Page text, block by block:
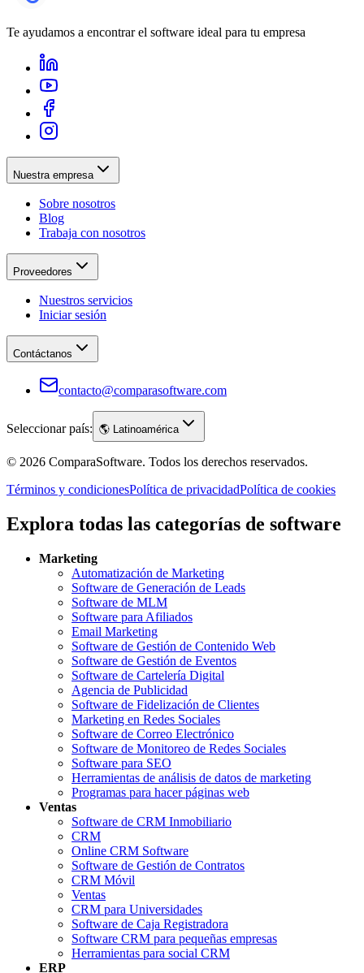
Te ayudamos a encontrar el software ideal para tu empresa
Nuestra empresa
Sobre nosotros
Blog
Trabaja con nosotros
Proveedores
Nuestros servicios
Iniciar sesión
Contáctanos
contacto@comparasoftware.com
Seleccionar país: 🌎 Latinoamérica
© 2026 ComparaSoftware. Todos los derechos reservados.
Términos y condicionesPolítica de privacidadPolítica de cookies
Explora todas las categorías de software
Marketing
Automatización de Marketing
Software de Generación de Leads
Software de MLM
Software para Afiliados
Email Marketing
Software de Gestión de Contenido Web
Software de Gestión de Eventos
Software de Cartelería Digital
Agencia de Publicidad
Software de Fidelización de Clientes
Marketing en Redes Sociales
Software de Correo Electrónico
Software de Monitoreo de Redes Sociales
Software para SEO
Herramientas de análisis de datos de marketing
Programas para hacer páginas web
Ventas
Software de CRM Inmobiliario
CRM
Online CRM Software
Software de Gestión de Contratos
CRM Móvil
Ventas
CRM para Universidades
Software de Caja Registradora
Software CRM para pequeñas empresas
Herramientas para social CRM
ERP